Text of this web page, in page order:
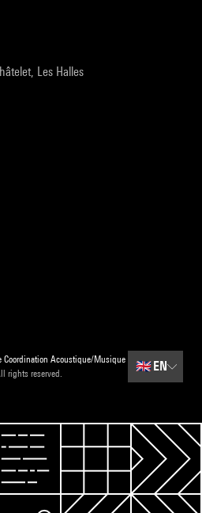
Les Halles
Coordination Acoustique/Musique
rights reserved.
🇬🇧 EN